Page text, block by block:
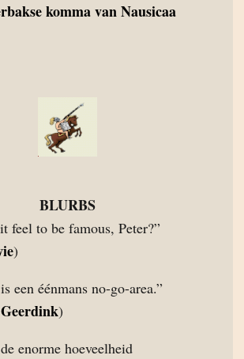
komma van Nausicaa
BLURBS
feel to be famous, Peter?”
)
een éénmans no-go-area.”
)
enorme hoeveelheid